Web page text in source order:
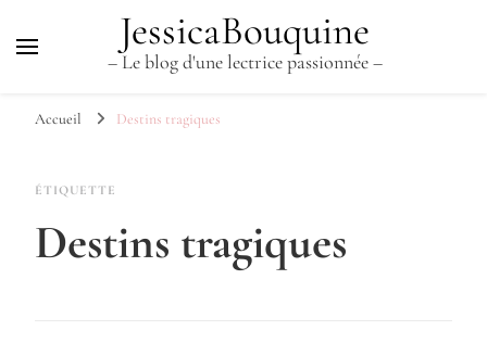
JessicaBouquine
– Le blog d'une lectrice passionnée –
Accueil Destins tragiques
ÉTIQUETTE
Destins tragiques